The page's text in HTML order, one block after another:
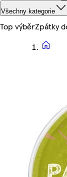
Všechny kategorie
Top výběrZpátky